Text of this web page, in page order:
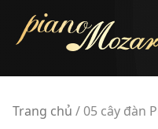
content
Trang chủ /05 cây đàn